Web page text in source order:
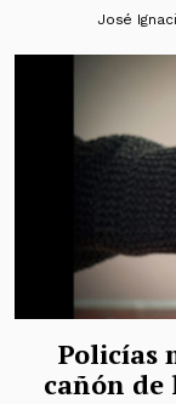
José
Policías
cañón